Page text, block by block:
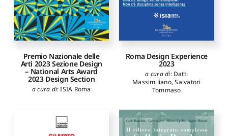
Premio Nazionale delle
Arti 2023 Sezione Design
– National Arts Award
2023 Design Section
a cura di:ISIA Roma
Roma Design Experience
2023
a cura di: Datti
Massimiliano,Salvatori
Tommaso